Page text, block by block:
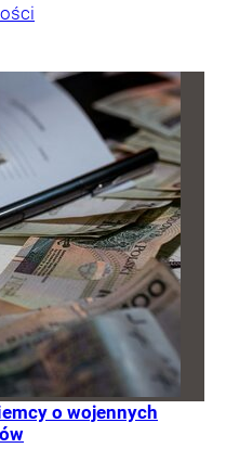
o wojennych